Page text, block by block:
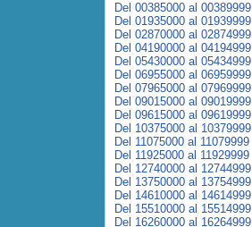
Del 00385000 al 00389999
Del 01935000 al 01939999
Del 02870000 al 02874999
Del 04190000 al 04194999
Del 05430000 al 05434999
Del 06955000 al 06959999
Del 07965000 al 07969999
Del 09015000 al 09019999
Del 09615000 al 09619999
Del 10375000 al 10379999
Del 11075000 al 11079999
Del 11925000 al 11929999
Del 12740000 al 12744999
Del 13750000 al 13754999
Del 14610000 al 14614999
Del 15510000 al 15514999
Del 16260000 al 16264999